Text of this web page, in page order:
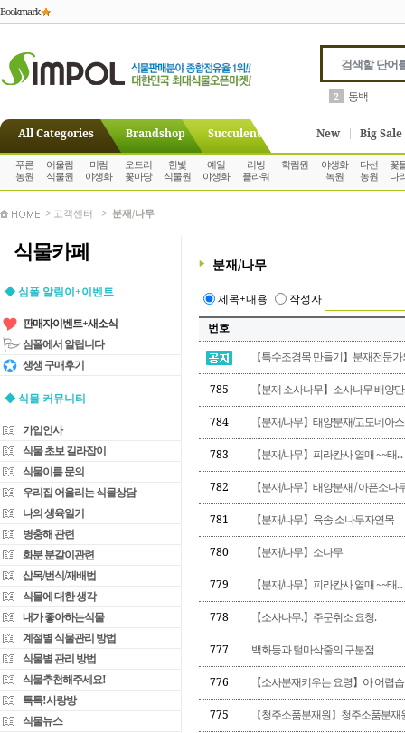
Bookmark
3 몬스테라
All Categories Brandshop Succulent New Big Sale
푸른
농원
어울림
식물원
미림
야생화
오드리
꽃마당
한빛
식물원
예일
야생화
리빙
플라워
학림원
야생화
녹원
다선
농원
꽃
나
> 고객센터 > 분재/나무
식물카페
◆ 심폴 알림이+이벤트
판매자이벤트+새소식
심폴에서 알립니다
생생 구매후기
◆ 식물 커뮤니티
가입인사
식물 초보 길라잡이
식물이름 문의
우리집 어울리는 식물상담
나의 생육일기
병충해 관련
화분 분갈이관련
삽목/번식/재배법
식물에 대한 생각
내가 좋아하는식물
계절별 식물관리 방법
식물별 관리 방법
식물추천해주세요!
톡톡!사랑방
식물뉴스
분재/나무
번호
【특수조경목 만들기】분재전문가
785 【분재 소사나무】소사나무 배양
784 【분재/나무】태양분재/고도네아
783 【분재/나무】피라칸사 열매 ~~태...
782 【분재/나무】태양분재 / 아픈소나
781 【분재/나무】육송 소나무자연목
780 【분재/나무】소나무
779 【분재/나무】피라칸사 열매 ~~태...
778 【소사나무.】주문취소 요청.
777 백화등과 털마삭줄의 구분점
776 【소사분재키우는 요령】아 어렵습
775 【청주소품분재원】청주소품분재
제목+내용 작성자